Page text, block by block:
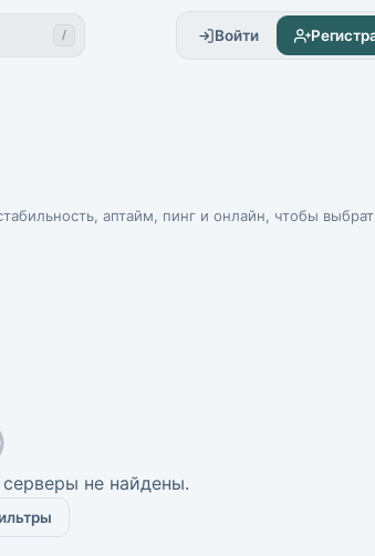
/ Войти
аптайм, пинг и онлайн, чтобы
не найдены.